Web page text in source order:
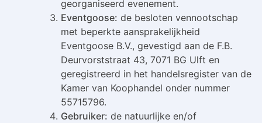
georganiseerd evenement.
Eventgoose: de besloten vennootschap
met beperkte aansprakelijkheid
Eventgoose B.V., gevestigd aan de F.B.
Deurvorststraat 43, 7071 BG Ulft en
geregistreerd in het handelsregister van de
Kamer van Koophandel onder nummer
55715796.
Gebruiker: de natuurlijke en/of